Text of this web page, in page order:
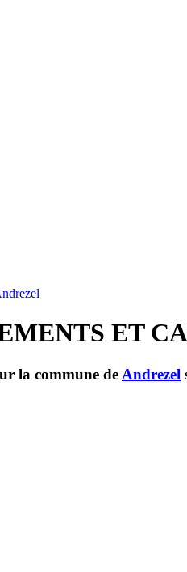
ET
la commune de Andrezel